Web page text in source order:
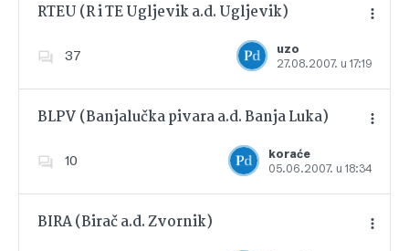
RTEU (R i TE Ugljevik a.d. Ugljevik)
37
uzo
27.08.2007. u 17:19
Dodajte u favorite
BLPV (Banjalučka pivara a.d. Banja Luka)
10
koraće
05.06.2007. u 18:34
Dodajte u favorite
BIRA (Birač a.d. Zvornik)